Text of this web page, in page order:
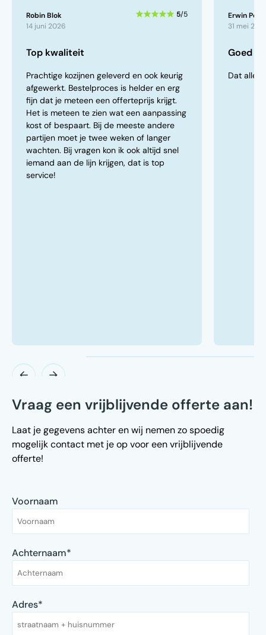
Robin Blok
14 juni 2026
5/5
Top kwaliteit
Prachtige kozijnen geleverd en ook keurig
afgewerkt. Bestelproces is helder en erg
fijn dat je meteen een offerteprijs krijgt.
Het is meteen te zien wat een aanpassing
kost of bespaart. Bij de meeste andere
partijen moet je twee weken of langer
wachten. Bij vragen kon ik ook altijd snel
iemand aan de lijn krijgen, dat is top
service!
Erwin Peek
31 mei
Goed
Dat alles
Vraag een vrijblijvende offerte aan!
Laat je gegevens achter en wij nemen zo spoedig
mogelijk contact met je op voor een vrijblijvende
offerte!
Voornaam
Achternaam*
Adres*